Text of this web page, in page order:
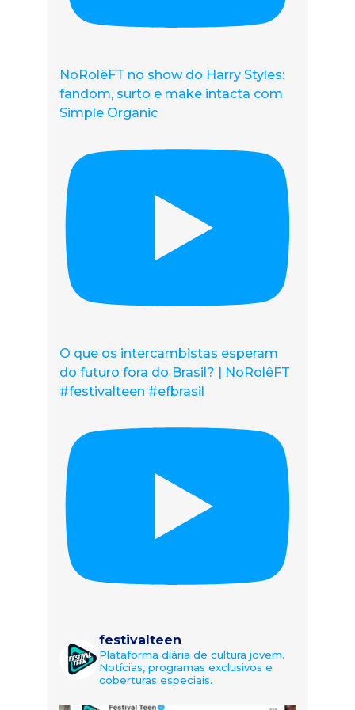
NoRolêFT no show do Harry Styles:
fandom, surto e make intacta com
Simple Organic
O que os intercambistas esperam
do futuro fora do Brasil? | NoRolêFT
#festivalteen #efbrasil
festivalteen
Plataforma diária de cultura jovem.
Notícias, programas exclusivos e
coberturas especiais.